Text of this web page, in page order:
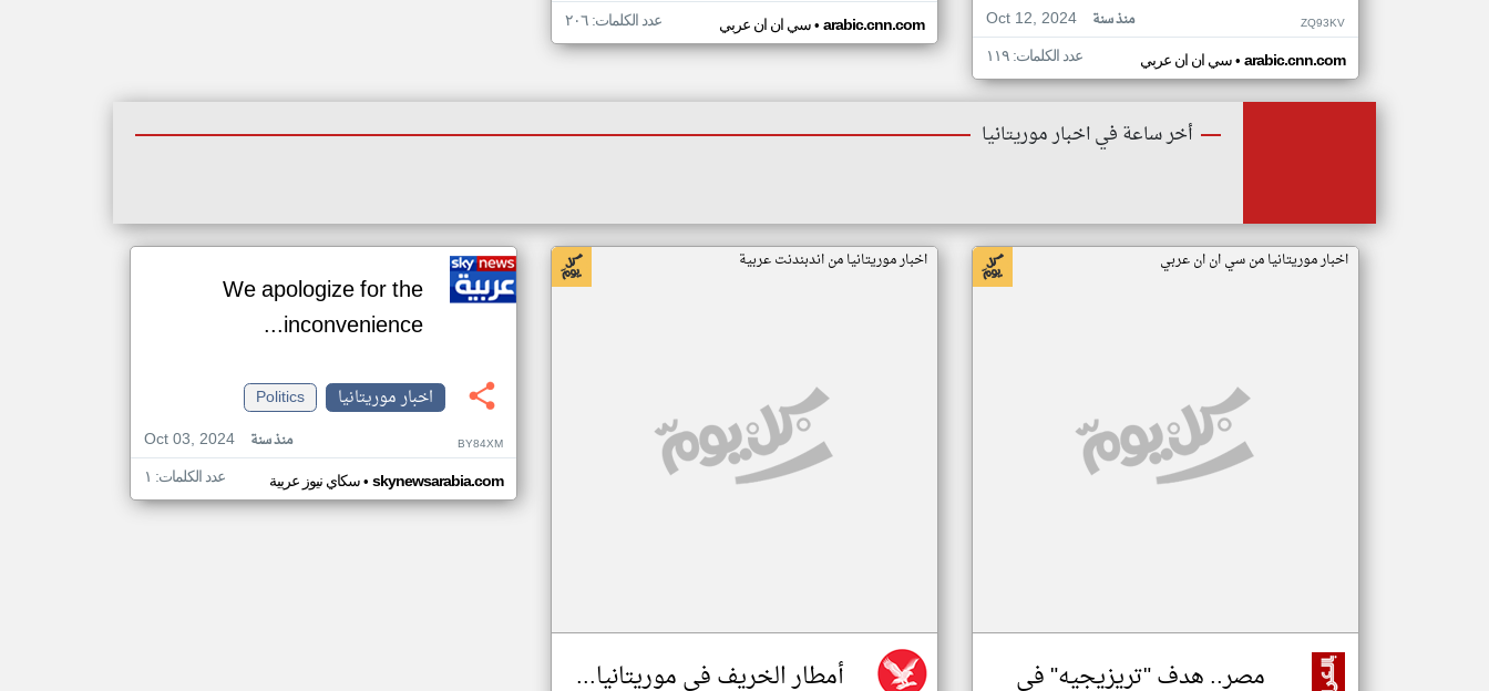
Oct 12, 2024
منذ سنة ZQ93KV
سي ان ان عربي• arabic.cnn.com عدد الكلمات: ١١٩
سي ان ان عربي• arabic.cnn.com عدد الكلمات: ٢٠٦
أخر ساعة في اخبار موريتانيا
اخبار موريتانيا من سي ان ان عربي
مصر.. هدف "تريزيجيه" في
اخبار موريتانيا من اندبندنت عربية
أمطار الخريف في موريتانيا...
We apologize for the
inconvenience...
اخبار موريتانيا
Politics
Oct 03, 2024
منذ سنة BY84XM
سكاي نيوز عربية• skynewsarabia.com عدد الكلمات: ١